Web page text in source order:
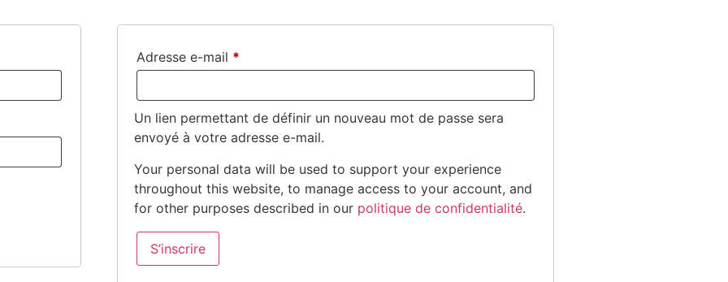
Adresse e-mail *
Un lien permettant de définir un nouveau mot de passe sera
envoyé à votre adresse e-mail.
Your personal data will be used to support your experience
throughout this website, to manage access to your account, and
for other purposes described in our politique de confidentialité.
S’inscrire